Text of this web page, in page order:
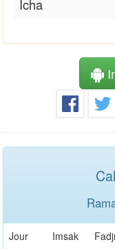
Icha
Jour Imsak